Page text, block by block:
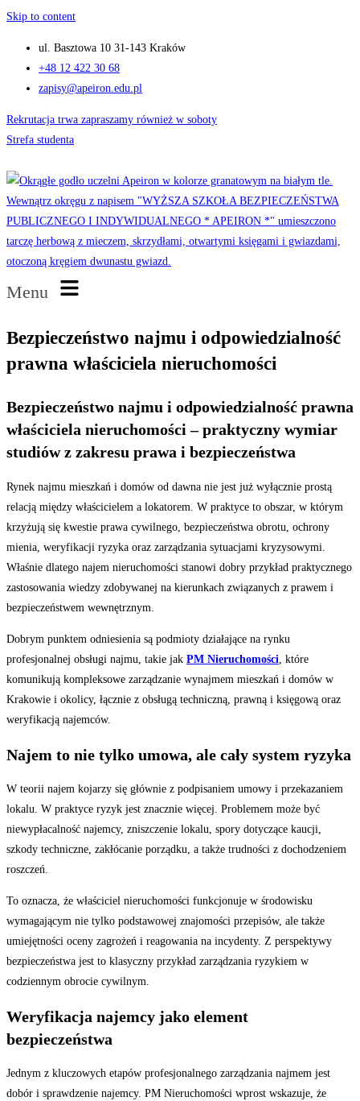
Skip to content
ul. Basztowa 10 31-143 Kraków
+48 12 422 30 68
zapisy@apeiron.edu.pl
Rekrutacja trwa zapraszamy również w soboty
Strefa studenta
Menu
Bezpieczeństwo najmu i odpowiedzialność
prawna właściciela nieruchomości
Bezpieczeństwo najmu i odpowiedzialność prawna
właściciela nieruchomości – praktyczny wymiar
studiów z zakresu prawa i bezpieczeństwa
Rynek najmu mieszkań i domów od dawna nie jest już wyłącznie prostą
relacją między właścicielem a lokatorem. W praktyce to obszar, w którym
krzyżują się kwestie prawa cywilnego, bezpieczeństwa obrotu, ochrony
mienia, weryfikacji ryzyka oraz zarządzania sytuacjami kryzysowymi.
Właśnie dlatego najem nieruchomości stanowi dobry przykład praktycznego
zastosowania wiedzy zdobywanej na kierunkach związanych z prawem i
bezpieczeństwem wewnętrznym.
Dobrym punktem odniesienia są podmioty działające na rynku
profesjonalnej obsługi najmu, takie jak PM Nieruchomości , które
komunikują kompleksowe zarządzanie wynajmem mieszkań i domów w
Krakowie i okolicy, łącznie z obsługą techniczną, prawną i księgową oraz
weryfikacją najemców.
Najem to nie tylko umowa, ale cały system ryzyka
W teorii najem kojarzy się głównie z podpisaniem umowy i przekazaniem
lokalu. W praktyce ryzyk jest znacznie więcej. Problemem może być
niewypłacalność najemcy, zniszczenie lokalu, spory dotyczące kaucji,
szkody techniczne, zakłócanie porządku, a także trudności z dochodzeniem
roszczeń.
To oznacza, że właściciel nieruchomości funkcjonuje w środowisku
wymagającym nie tylko podstawowej znajomości przepisów, ale także
umiejętności oceny zagrożeń i reagowania na incydenty. Z perspektywy
bezpieczeństwa jest to klasyczny przykład zarządzania ryzykiem w
codziennym obrocie cywilnym.
Weryfikacja najemcy jako element
bezpieczeństwa
Jednym z kluczowych etapów profesjonalnego zarządzania najmem jest
dobór i sprawdzenie najemcy. PM Nieruchomości wprost wskazuje, że